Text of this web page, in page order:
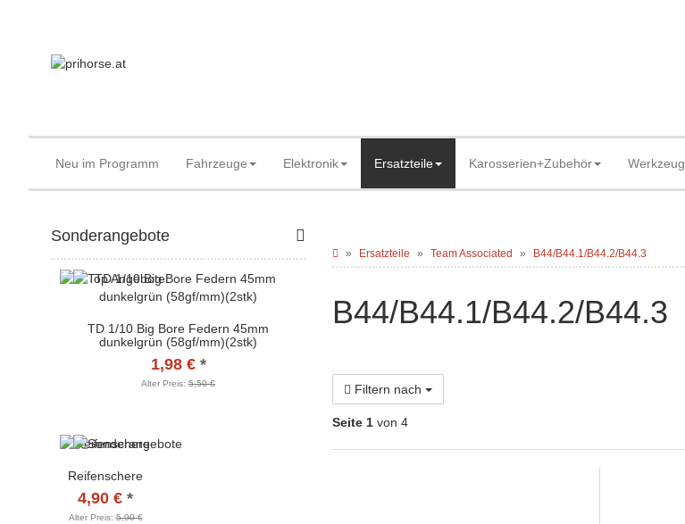
Neu im Programm Fahrzeuge Elektronik Ersatzteile Karosserien+Zubehör Werkzeug
Ersatzteile Team Associated B44/B44.1/B44.2/B44.3
B44/B44.1/B44.2/B44.3
Filtern nach
Seite 1 von 4
Sonderangebote
TD 1/10 Big Bore Federn 45mm
dunkelgrün (58gf/mm)(2stk)
1,98 € *
Alter Preis: 5,50 €
Reifenschere
4,90 € *
Alter Preis:5,90 €